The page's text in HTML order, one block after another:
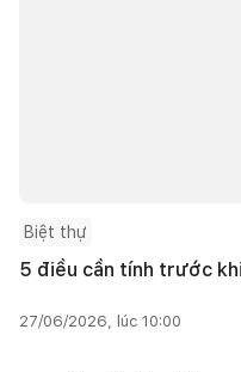
Biệt thự
5 điều cần tính trước
27/06/2026, lúc 10:00